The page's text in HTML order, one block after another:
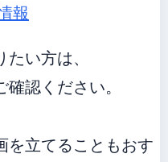
報
い方は、
認ください。
を立てることもおす